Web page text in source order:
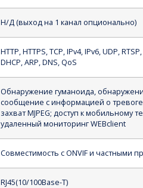
Н/Д (выход на 1 канал опционально)
HTTP, HTTPS, TCP, IPv4, IPv6, UDP,
DHCP, ARP, DNS, QoS
Обнаружение гуманоида,
сообщение с информацией о
захват MJPEG; доступ к мобильному
удаленный мониторинг WEBclient
Совместимость с ONVIF и частными
RJ45(10/100Base-T)